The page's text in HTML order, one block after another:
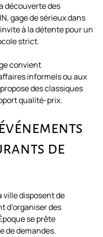
découverte des
gage de sérieux dans
à la détente pour un
strict.
convient
informels ou aux
des classiques
qualité-prix.
de
ville disposent de
d’organiser des
se prête
de demandes.